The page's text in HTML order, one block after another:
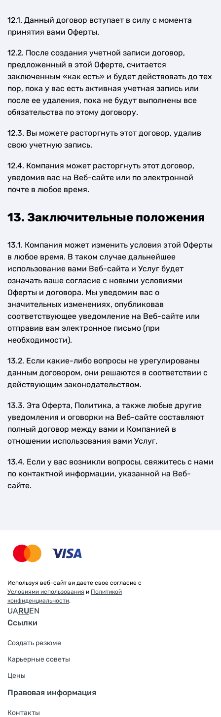
12.1. Данный договор вступает в силу с момента
принятия вами Оферты.
12.2. После создания учетной записи договор,
предложенный в этой Оферте, считается
заключенным «как есть» и будет действовать до тех
пор, пока у вас есть активная учетная запись или
после ее удаления, пока не будут выполнены все
обязательства по этому договору.
12.3. Вы можете расторгнуть этот договор, удалив
свою учетную запись.
12.4. Компания может расторгнуть этот договор,
уведомив вас на Веб-сайте или по электронной
почте в любое время.
13. Заключительные положения
13.1. Компания может изменить условия этой Оферты
в любое время. В таком случае дальнейшее
использование вами Веб-сайта и Услуг будет
означать ваше согласие с новыми условиями
Оферты и договора. Мы уведомим вас о
значительных изменениях, опубликовав
соответствующее уведомление на Веб-сайте или
отправив вам электронное письмо (при
необходимости).
13.2. Если какие-либо вопросы не урегулированы
данным договором, они решаются в соответствии с
действующим законодательством.
13.3. Эта Оферта, Политика, а также любые другие
уведомления и оговорки на Веб-сайте составляют
полный договор между вами и Компанией в
отношении использования вами Услуг.
13.4. Если у вас возникли вопросы, свяжитесь с нами
по контактной информации, указанной на Веб-
сайте.
Используя веб-сайт ви даете свое согласие с
Условиями использования и Политикой
конфиденциальности.
UARUEN
Ссылки
Создать резюме
Карьерные советы
Цены
Правовая информация
Контакты